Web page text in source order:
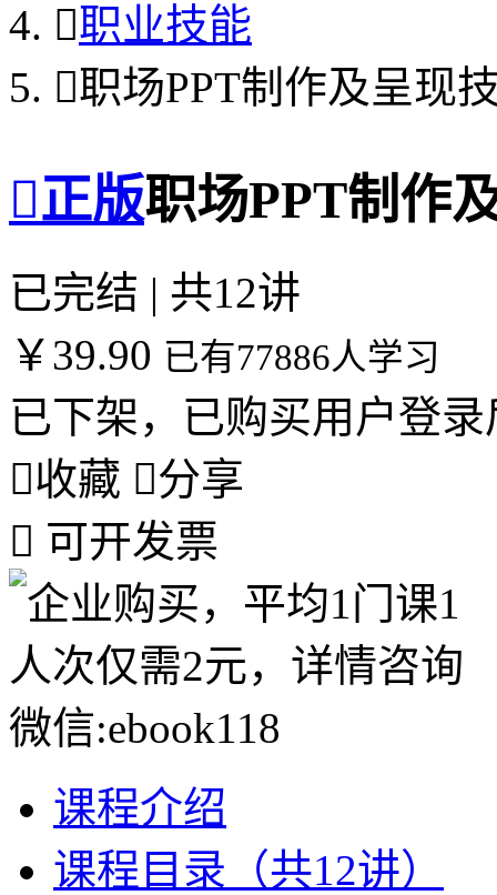
职业技能
职场PPT制作及呈现
正版职场PPT制作
已完结 | 共12讲
￥39.90 已有77886人学习
已下架，已购买用户登
收藏 分享
 可开发票
课程介绍
课程目录（共12讲）